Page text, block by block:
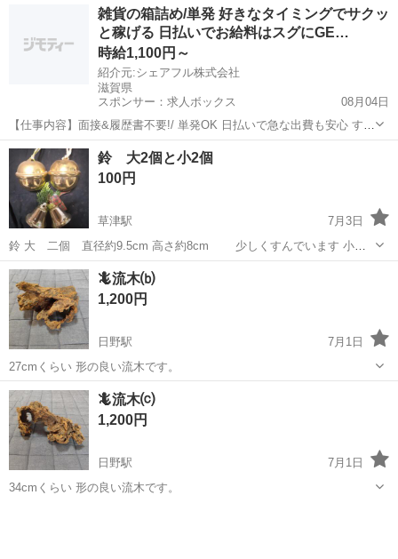
定でよろしくお願い致します。 短期の販売ですのでよろしくお願いし
ます。 他の商品とまとめ購入...
南草津駅 インテリア雑貨/小物
雑貨の箱詰め/単発 好きなタイミングでサクッ
と稼げる 日払いでお給料はスグにGE…
時給1,100円～
紹介元:シェアフル株式会社
滋賀県
スポンサー：求人ボックス
08月04日
【仕事内容】面接&履歴書不要!/ 単発OK 日払いで急な出費も安心 すぐ
働けて、お給料もスグGET! お仕事内容の一例 ・アパレル商品の梱包
・おもちゃのラベル貼り ・グッズの仕分け ・お菓子のシール貼り ・
コスメの検品 …etc...
アルバイト・パート
鈴 大2個と小2個
100円
草津駅
7月3日
鈴 大 二個 直径約9.5cm 高さ約8cm 少しくすんでいます 小
二個 直径約6.5cm 高さ約4.5cm
滋賀 草津市 草津駅
🦎流木⒝
1,200円
日野駅
7月1日
27cmくらい 形の良い流木です。
滋賀 蒲生郡 日野駅
🦎流木⒞
1,200円
日野駅
7月1日
34cmくらい 形の良い流木です。